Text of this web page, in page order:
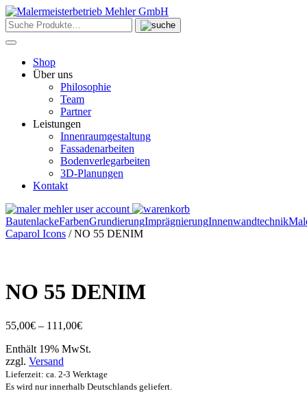
Skip
to
content
Shop
Über uns
Philosophie
Team
Partner
Leistungen
Innenraumgestaltung
Fassadenarbeiten
Bodenverlegarbeiten
3D-Planungen
Kontakt
BautenlackeFarbenGrundierungImprägnierungInnenwandtechnik
Caparol Icons / NO 55 DENIM
NO 55 DENIM
55,00€ – 111,00€Preisspanne:
bis
Enthält 19% MwSt.
zzgl. Versand
Lieferzeit: ca. 2-3 Werktage
Es wird nur innerhalb Deutschlands geliefert.